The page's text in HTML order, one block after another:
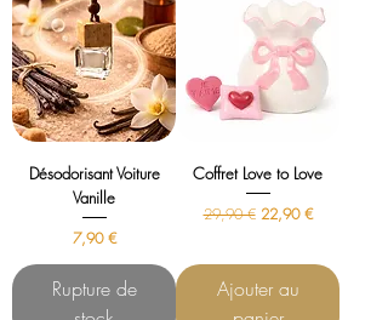
Désodorisant Voiture
Vanille
Prix
7,90 €
Rupture de
Coffret Love to Love
Prix original
29,90 € Prix promotionnel
22,90 €
Ajouter au